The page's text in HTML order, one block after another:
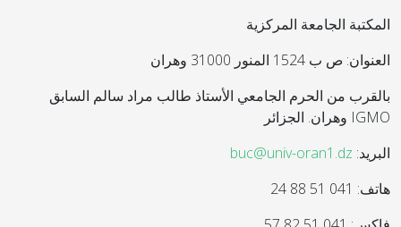
المكتبة الجامعة المركزية
العنوان: ص ب 1524 المنور 31000 وهران
بالقرب من الحرم الجامعي الأستاذ طالب مراد سالم السابق
IGMO وهران. الجزائر
البريد: buc@univ-oran1.dz
هاتف: 041 51 88 24